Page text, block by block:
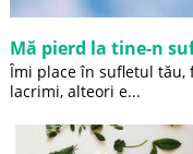
Mă pierd la tine-n
Îmi place în sufletul
lacrimi, alteori e...